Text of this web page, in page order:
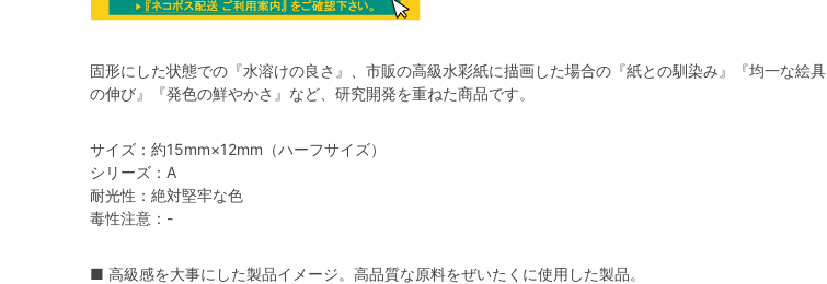
固形にした状態での『水溶けの良さ』、市販の高級水彩紙に描画した場合の『紙との馴染み』『均一な絵具
の伸び』『発色の鮮やかさ』など、研究開発を重ねた商品です。
サイズ：約15mm×12mm（ハーフサイズ）
シリーズ：A
耐光性：絶対堅牢な色
毒性注意：-
■ 高級感を大事にした製品イメージ。高品質な原料をぜいたくに使用した製品。